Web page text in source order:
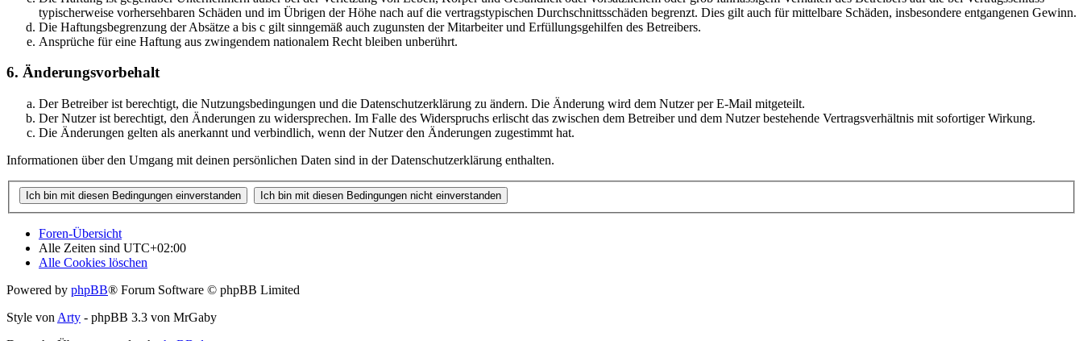
typischerweise vorhersehbaren Schäden und im Übrigen der Höhe nach auf die vertragstypischen Durchschnittsschäden begrenzt. Dies gilt auch für mittelbare Schäden, insbesondere entgangenen Gewinn.
Die Haftungsbegrenzung der Absätze a bis c gilt sinngemäß auch zugunsten der Mitarbeiter und Erfüllungsgehilfen des Betreibers.
Ansprüche für eine Haftung aus zwingendem nationalem Recht bleiben unberührt.
6. Änderungsvorbehalt
Der Betreiber ist berechtigt, die Nutzungsbedingungen und die Datenschutzerklärung zu ändern. Die Änderung wird dem Nutzer per E-Mail mitgeteilt.
Der Nutzer ist berechtigt, den Änderungen zu widersprechen. Im Falle des Widerspruchs erlischt das zwischen dem Betreiber und dem Nutzer bestehende Vertragsverhältnis mit sofortiger Wirkung.
Die Änderungen gelten als anerkannt und verbindlich, wenn der Nutzer den Änderungen zugestimmt hat.
Informationen über den Umgang mit deinen persönlichen Daten sind in der Datenschutzerklärung enthalten.
Foren-Übersicht
Alle Zeiten sind UTC+02:00
Alle Cookies löschen
Powered by phpBB® Forum Software © phpBB Limited
Style von Arty - phpBB 3.3 von MrGaby